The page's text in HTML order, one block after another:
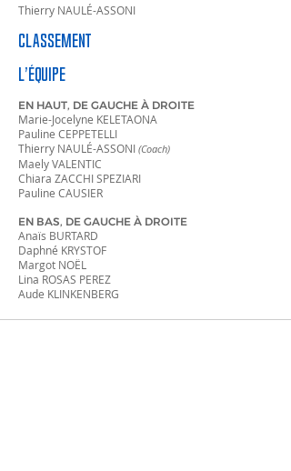
Thierry NAULÉ-ASSONI
CLASSEMENT
L’ÉQUIPE
EN HAUT, DE GAUCHE À DROITE
Marie-Jocelyne KELETAONA
Pauline CEPPETELLI
Thierry NAULÉ-ASSONI (Coach)
Maely VALENTIC
Chiara ZACCHI SPEZIARI
Pauline CAUSIER
EN BAS, DE GAUCHE À DROITE
Anaïs BURTARD
Daphné KRYSTOF
Margot NOËL
Lina ROSAS PEREZ
Aude KLINKENBERG